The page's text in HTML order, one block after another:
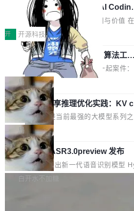
作者）、Quoc Le（Google 大脑核心成
q2Seq 和 DocAI 的共同发明人）以及
yals（Gemini 联合负责人，AlphaSta...
耳科技研发的企业级终端编码智能体——
中文驱动的数字员工，自主理解需求、
骤、编写代码。不挑模型、不挑平台，
装完即用。 开源地址：Gitee · GitCode
b 安装 支持 Java 8+（8~26）、macOS
x / Windows / Harmony PC。 # macOS
x / Harmony PC curl -fsSL https://
r.org/solon...
让“代码语义理解”深度释放AI
价值潜能：华为云码道（CodeArts）
代码仓技术解析
一、代码仓深度理解技术的作用与价值 在
程实践中，代码仓是企业核心知识资产的
体。企业级代码仓库通常包含数十万乃至
个文件，其规模远超单次模型调用可承载
文窗口。随着项目规模的持续扩张与代码
不断累积，代码仓中的模块关系、接口契
务逻辑等关键信息往往分散于数十乃至数
件之中，形成高度复杂的知识关联网络。
代码检索手段（如关键词匹配、目录遍历
在语法层面完成文本定位，难以触及代码
内涵与结构关联，导致开发者使用代码智
理解大规模代码仓时面临显著"代码仓理解
颈。 代码仓深度理解服务（以下简称"
e深度理解服务"）是华为云码道（
开 开源科技
一条“删库”命令跑 17 小时，算法工程
师删光 89TB 数据只为干私活
最高人民检察院8月4日公布了一起案件
名90后算法工程师王某，为了给自己接的
服务器空间，删光了公司AI游戏部门的全
数据。 王某2024年1月入职东城区某科技
短剧部门，有互联网大厂背景。在公司内
调整期间，部门三次通知全员将数据从A
移到B集群，王某都回复了"收到"。 他没
数据。2024年9月3日下午4点，他使用此
的账号密码进入A集群，输入了一条被程
称为"删库跑路"的命令——最高管理员权
局
Cloudflare 分享推理优化实践：KV
che 量化 + 权重压缩，吞吐量提升 4
1%，成本降 30%
Kimi 和 GLM 是当前最强的大模型系列
它们有一个共同的问题：太吃显存了。月
的 Kimi K 系列和智谱的 GLM 都是长上下
oE 架构的大模型，好用到让人上瘾，但
存永远不够用。 Cloudflare 的 Workers
一直在跑这些模型的推理。他们在官方
局
腾讯混元 Hy ASR3.0preview 发布
腾讯混元正式推出新一代语音识别模型
3.0preview。基于最新一代大语言模型
白开水不加糖